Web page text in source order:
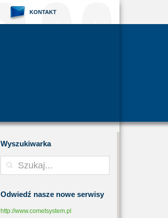
KONTAKT
Wyszukiwarka
Odwiedź nasze nowe serwisy
http://www.cometsystem.pl